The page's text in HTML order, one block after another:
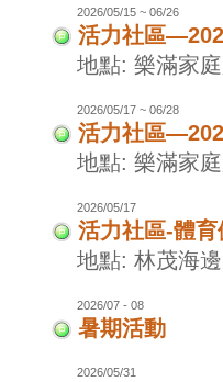
2026/05/15 ~ 06/26
活力社區
地點: 樂滿家
2026/05/17 ~ 06/28
活力社區
地點: 樂滿家
2026/05/17
活力社區-體
地點: 林茂海
2026/07 - 08
暑期活動
2026/05/31